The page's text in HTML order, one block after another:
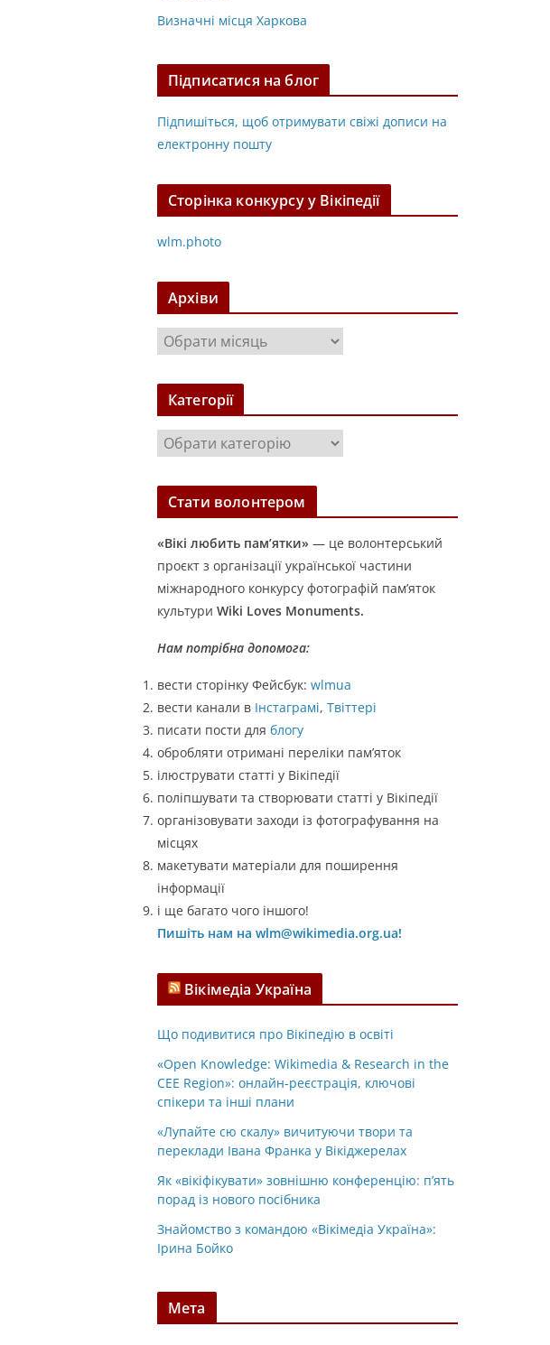
Визначні місця Харкова
Підписатися на блог
Підпишіться, щоб отримувати свіжі дописи на
електронну пошту
Сторінка конкурсу у Вікіпедії
wlm.photo
Архіви
р
х
в
Категорії
а
т
о
р
і
ї
Стати волонтером
«Вікі любить пам’ятки» — це волонтерський
проєкт з організації української частини
міжнародного конкурсу фотографій пам’яток
культури Wiki Loves Monuments.
Нам потрібна допомога:
вести сторінку Фейсбук: wlmua
вести канали в Інстаграмі, Твіттері
писати пости для блогу
обробляти отримані переліки пам’яток
ілюструвати статті у Вікіпедії
поліпшувати та створювати статті у Вікіпедії
організовувати заходи із фотографування на
місцях
макетувати матеріали для поширення
інформації
і ще багато чого іншого!
Пишіть нам на wlm@wikimedia.org.ua!
Вікімедіа Україна
Що подивитися про Вікіпедію в освіті
«Open Knowledge: Wikimedia & Research in the
CEE Region»: онлайн-реєстрація, ключові
спікери та інші плани
«Лупайте сю скалу» вичитуючи твори та
переклади Івана Франка у Вікіджерелах
Як «вікіфікувати» зовнішню конференцію: п’ять
порад із нового посібника
Знайомство з командою «Вікімедіа Україна»:
Ірина Бойко
Мета